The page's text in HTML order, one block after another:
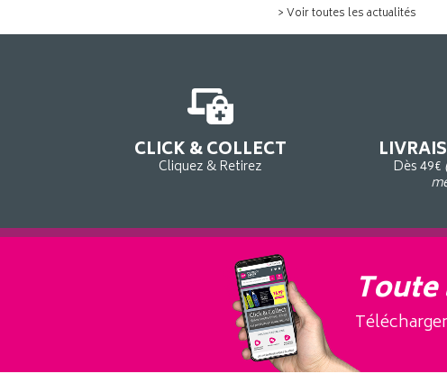
> Voir toutes les actualités
CLICK & COLLECT
Cliquez & Retirez Dès 49€